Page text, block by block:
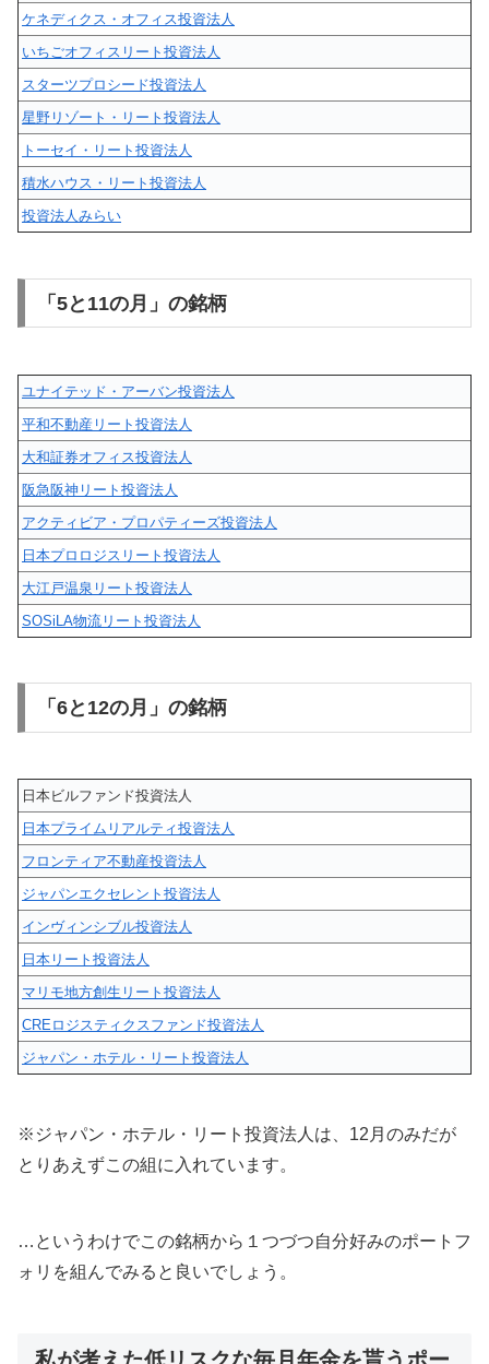
ケネディクス・オフィス投資法人
いちごオフィスリート投資法人
スターツプロシード投資法人
星野リゾート・リート投資法人
トーセイ・リート投資法人
積水ハウス・リート投資法人
投資法人みらい
「5と11の月」の銘柄
ユナイテッド・アーバン投資法人
平和不動産リート投資法人
大和証券オフィス投資法人
阪急阪神リート投資法人
アクティビア・プロパティーズ投資法人
日本プロロジスリート投資法人
大江戸温泉リート投資法人
SOSiLA物流リート投資法人
「6と12の月」の銘柄
日本ビルファンド投資法人
日本プライムリアルティ投資法人
フロンティア不動産投資法人
ジャパンエクセレント投資法人
インヴィンシブル投資法人
日本リート投資法人
マリモ地方創生リート投資法人
CREロジスティクスファンド投資法人
ジャパン・ホテル・リート投資法人
※ジャパン・ホテル・リート投資法人は、12月のみだが
とりあえずこの組に入れています。
…というわけでこの銘柄から１つづつ自分好みのポートフ
ォリを組んでみると良いでしょう。